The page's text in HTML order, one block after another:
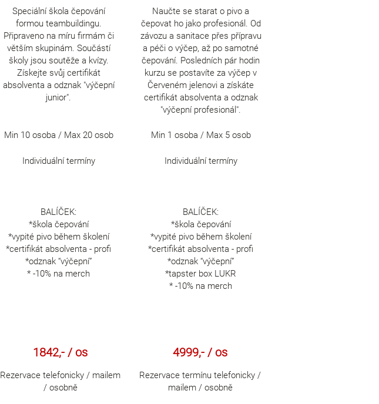
Speciální škola čepování
formou teambuildingu.
Připraveno na míru firmám či
větším skupinám. Součástí
školy jsou soutěže a kvízy.
Získejte svůj certifikát
absolventa a odznak "výčepní
junior".
Min 10 osoba / Max 20 osob
Individuální termíny
BALÍČEK:
*škola čepování
*vypité pivo během školení
*certifikát absolventa - profi
*odznak “výčepní”
* -10% na merch
1842,- / os
Rezervace telefonicky / mailem
/ osobně
Naučte se starat o pivo a
čepovat ho jako profesionál. Od
závozu a sanitace přes přípravu
a péči o výčep, až po samotné
čepování. Posledních pár hodin
kurzu se postavíte za výčep v
Červeném jelenovi a získáte
certifikát absolventa a odznak
"výčepní profesionál".
Min 1 osoba / Max 5 osob
Individuální termíny
BALÍČEK:
*škola čepování
*vypité pivo během školení
*certifikát absolventa - profi
*odznak “výčepní”
*tapster box LUKR
* -10% na merch
4999,- / os
Rezervace termínu telefonicky /
mailem / osobně